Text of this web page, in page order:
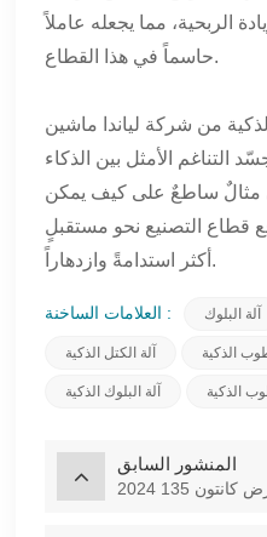
الربحية، مما يجعله عاملاً
حاسماً في هذا القطاع.
من شركة لياندا ماشين
التناغم الأمثل بين الذكاء
مثالٌ ساطعٌ على كيف يمكن
قطاع التصنيع نحو مستقبلٍ
أكثر استدامةً وازدهاراً.
العلامات الساخنة : آلة البلوك
آلة الكتل الذكية الذكية
آلة البلوك الذكية الذكية
المنشور السابق
كانتون 135